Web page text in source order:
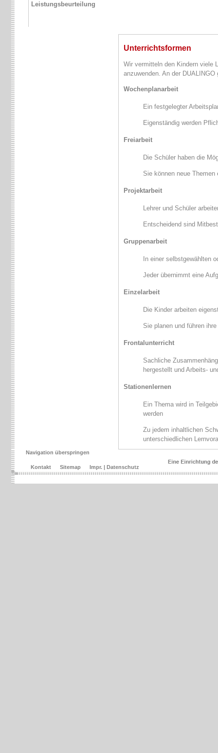
Leistungsbeurteilung
Unterrichtsformen
Wir vermitteln den Kindern viele
anzuwenden. An der
Wochenplanarbeit
Ein festgelegter
Eigenständig werden
Freiarbeit
Die Schüler haben die
Sie können neue
Projektarbeit
Lehrer und Schüler
Entscheidend sind
Gruppenarbeit
In einer selbstgewählten
Jeder übernimmt eine
Einzelarbeit
Die Kinder arbeiten
Sie planen und führen
Frontalunterricht
Sachliche
hergestellt und Arbeits-
Stationenlernen
Ein Thema wird in
werden
Zu jedem inhaltlichen
unterschiedlichen
Navigation überspringen
Kontakt Sitemap Impr. | Datenschutz